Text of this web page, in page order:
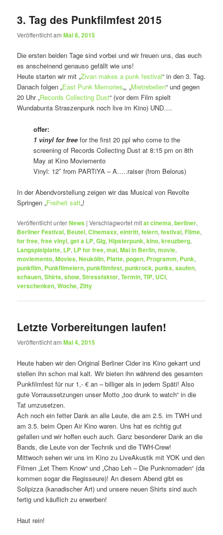
3. Tag des Punkfilmfest 2015
Veröffentlicht amMai 8, 2015
Die ersten beiden Tage sind vorbei und wir freuen uns, das euch
es anscheinend genauso gefällt wie uns!
Heute starten wir mit „Zivan makes a punk festival“ in den 3. Tag.
Danach folgen „East Punk Memories„, „Mietrebellen“ und gegen
20 Uhr „Records Collecting Dust“ (vor dem Film spielt
Wundabunta Straszenpunk noch live im Kino) UND….
offer:
1 vinyl for freefor the first 20 ppl who come to the
screening of Records Collecting Dust at 8:15 pm on 8th
May at Kino Moviemento
Vinyl: 12″ from PARTiYA – A…..raiser (from Belorus)
In der Abendvorstellung zeigen wir das Musical von Revolte
Springen „Freiheit satt„!
Veröffentlicht unterNews |Verschlagwortet mitat cinema,berliner,
Berliner Festival, Beutel,Cinemaxx,eintritt,feiern,festival, Filme,
for free,free vinyl,get a LP,Gig,Hipsterpunk,kino,kreuzberg,
Langspielplatte, LP, LP for free,mai,Mai in Berlin,movie,
moviemento,Movies,Neukölln, Platte,pogen, Programm, Punk,
punkfilm, Punkfilmeiern,punkfilmfest,punkrock,punks,saufen,
schauen,Shirts,show,Stressfaktor,Termin,TIP, UCI,
verschenken,Woche,Zitty
Letzte Vorbereitungen laufen!
Veröffentlicht amMai 4, 2015
Heute haben wir den Original Berliner Cider ins Kino gekarrt und
stellen ihn schon mal kalt. Wir bieten ihn während des gesamten
Punkfilmfest für nur 1,- € an – billiger als in jedem Späti! Also
gute Vorraussetzungen unser Motto „too drunk to watch“ in die
Tat umzusetzen.
Ach noch ein fetter Dank an alle Leute, die am 2.5. im TWH und
am 3.5. beim Open Air Kino waren. Uns hat es richtig gut
gefallen und wir hoffen euch auch. Ganz besonderer Dank an die
Bands, die Leute von der Technik und die TWH-Crew!
Mittwoch sehen wir uns im Kino zu LiveAkustik mit YOK und den
Filmen „Let Them Know“ und „Chao Leh – Die Punknomaden“ (da
kommen sogar die Regisseure)! An diesem Abend gibt es
Solipizza (kanadischer Art) und unsere neuen Shirts sind auch
fertig und käuflich zu erwerben!
Haut rein!